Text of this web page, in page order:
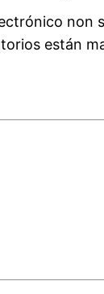
non
están